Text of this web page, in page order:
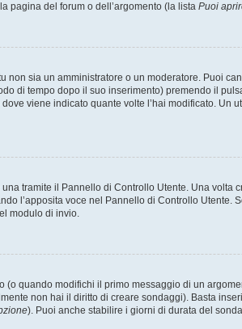
pagina del forum o dell’argomento (la lista Puoi
non sia un amministratore o un moderatore. Puoi
di tempo dopo il suo inserimento) premendo il
viene indicato quante volte l’hai modificato.
tramite il Pannello di Controllo Utente. Una volta
l’apposita voce nel Pannello di Controllo
modulo di invio.
quando modifichi il primo messaggio di un
non hai il diritto di creare sondaggi). Basta
). Puoi anche stabilire i giorni di durata del